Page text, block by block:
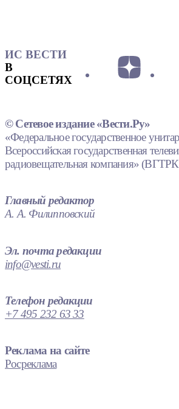
ИС ВЕСТИ
В
СОЦСЕТЯХ
© Сетевое издание «Вести.Ру»
«Федеральное государственное
Всероссийская государственная
радиовещательная компания»
Главный редактор
А. А. Филипповский
Эл. почта редакции
info@vesti.ru
Телефон редакции
+7 495 232 63 33
Реклама на сайте
Росреклама